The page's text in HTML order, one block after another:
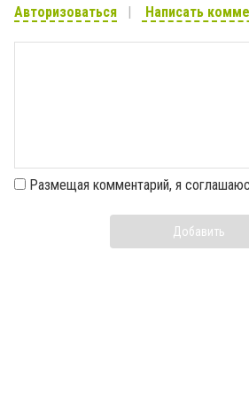
Авторизоваться Написать
Размещая комментарий, я
Добавить